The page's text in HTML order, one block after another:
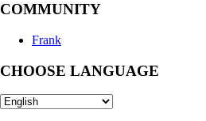
COMMUNITY
Frank
CHOOSE LANGUAGE